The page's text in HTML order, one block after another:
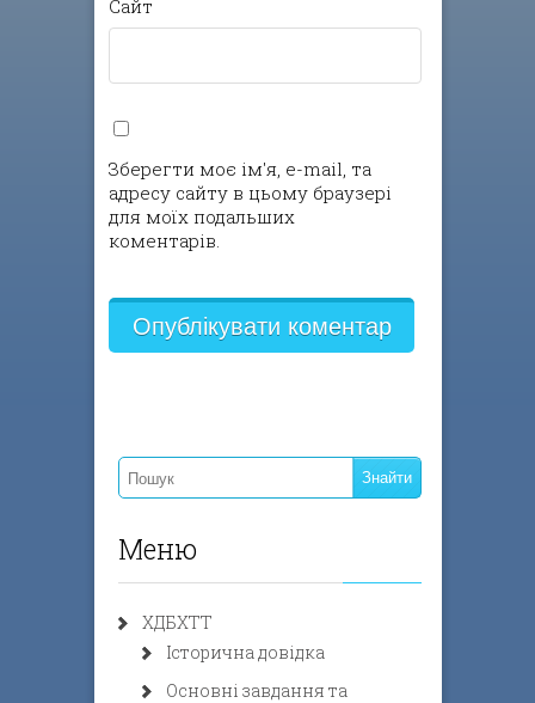
Сайт
Зберегти моє ім'я, e-mail, та
адресу сайту в цьому браузері
для моїх подальших
коментарів.
Меню
ХДБХТТ
Історична довідка
Основні завдання та